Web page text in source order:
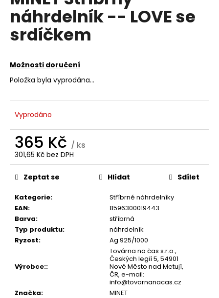
5
hvězdiček.
náhrdelník -- LOVE se
srdíčkem
Možnosti doručení
Položka byla vyprodána…
Vyprodáno
365 Kč / ks
301,65 Kč bez DPH
Měrná
cena:
Kategorie:
Stříbrné náhrdelníky
EAN:
8596300019443
Barva:
stříbrná
Typ produktu:
náhrdelník
Ryzost: Ag 925/1000
Výrobce::
Továrna na čas s.r.o.,
Českých legií 5, 54901
Nové Město nad Metují,
ČR, e-mail:
info@tovarnanacas.cz
Značka:
MINET
Zeptat se Hlídat Sdílet
a
j
í
?
D
o
p
u
č
u
m